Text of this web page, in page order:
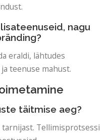
nagu
eraldi, lähtudes
teenuse mahust.
täitmise aeg?
Tellimisprotsessi